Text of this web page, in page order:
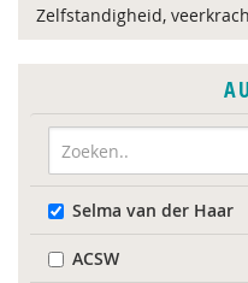
Zelfstandigheid,
Selma van der Haar
ACSW